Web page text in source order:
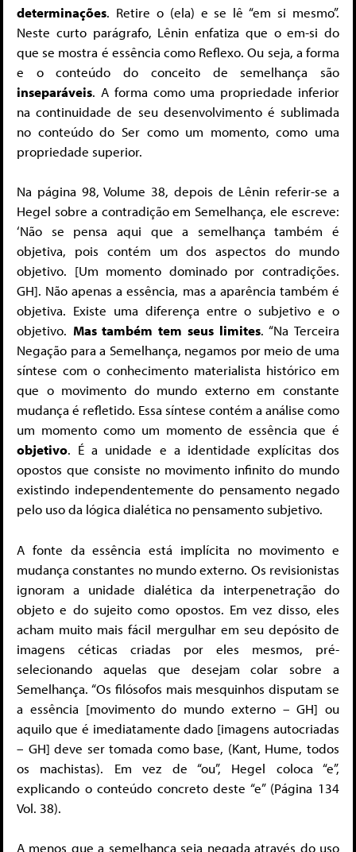
determinações. Retire o (ela) e se lê “em si mesmo”.
Neste curto parágrafo, Lênin enfatiza que o em-si do
que se mostra é essência como Reflexo. Ou seja, a forma
e o conteúdo do conceito de semelhança são
inseparáveis. A forma como uma propriedade inferior
na continuidade de seu desenvolvimento é sublimada
no conteúdo do Ser como um momento, como uma
propriedade superior.
Na página 98, Volume 38, depois de Lênin referir-se a
Hegel sobre a contradição em Semelhança, ele escreve:
‘Não se pensa aqui que a semelhança também é
objetiva, pois contém um dos aspectos do mundo
objetivo. [Um momento dominado por contradições.
GH]. Não apenas a essência, mas a aparência também é
objetiva. Existe uma diferença entre o subjetivo e o
objetivo. Mas também tem seus limites. “Na Terceira
Negação para a Semelhança, negamos por meio de uma
síntese com o conhecimento materialista histórico em
que o movimento do mundo externo em constante
mudança é refletido. Essa síntese contém a análise como
um momento como um momento de essência que é
objetivo. É a unidade e a identidade explícitas dos
opostos que consiste no movimento infinito do mundo
existindo independentemente do pensamento negado
pelo uso da lógica dialética no pensamento subjetivo.
A fonte da essência está implícita no movimento e
mudança constantes no mundo externo. Os revisionistas
ignoram a unidade dialética da interpenetração do
objeto e do sujeito como opostos. Em vez disso, eles
acham muito mais fácil mergulhar em seu depósito de
imagens céticas criadas por eles mesmos, pré-
selecionando aquelas que desejam colar sobre a
Semelhança. “Os filósofos mais mesquinhos disputam se
a essência [movimento do mundo externo – GH] ou
aquilo que é imediatamente dado [imagens autocriadas
– GH] deve ser tomada como base, (Kant, Hume, todos
os machistas). Em vez de “ou”, Hegel coloca “e”,
explicando o conteúdo concreto deste “e” (Página 134
Vol. 38).
A menos que a semelhança seja negada através do uso